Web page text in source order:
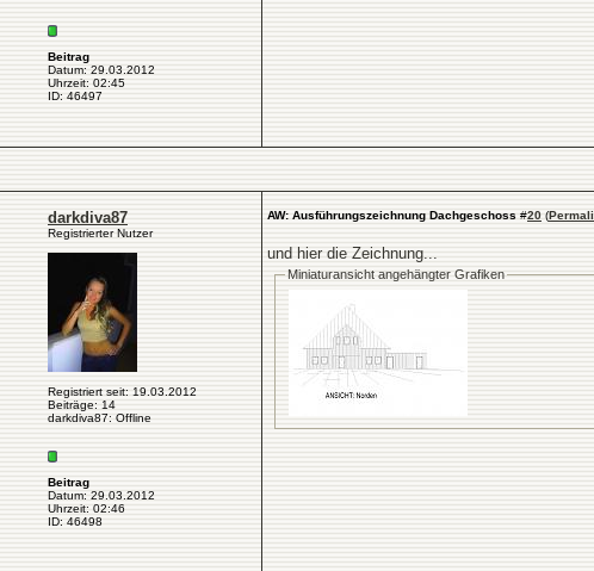
Beitrag
Datum: 29.03.2012
Uhrzeit: 02:45
ID: 46497
darkdiva87
Registrierter Nutzer
Registriert seit: 19.03.2012
Beiträge: 14
darkdiva87: Offline
Beitrag
Datum: 29.03.2012
Uhrzeit: 02:46
ID: 46498
AW: Ausführungszeichnung Dachgeschoss #20 (
und hier die Zeichnung...
Miniaturansicht angehängter Grafiken